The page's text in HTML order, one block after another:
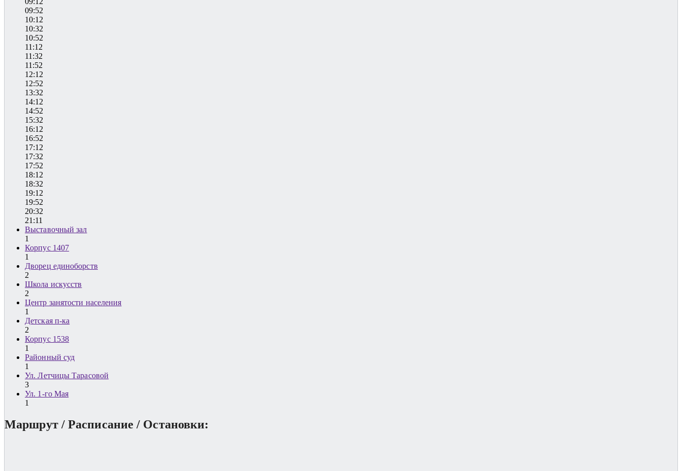
09:52
10:12
10:32
10:52
11:12
11:32
11:52
12:12
12:52
13:32
14:12
14:52
15:32
16:12
16:52
17:12
17:32
17:52
18:12
18:32
19:12
19:52
20:32
21:11
Выставочный зал
1
Корпус 1407
1
Дворец единоборств
2
Школа искусств
2
Центр занятости населения
1
Детская п-ка
2
Корпус 1538
1
Районный суд
1
Ул. Летчицы Тарасовой
3
Ул. 1-го Мая
1
Маршрут / Расписание / Остановки: